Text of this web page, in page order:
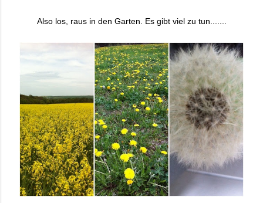
Also los, raus in den Garten. Es gibt viel zu tun.......